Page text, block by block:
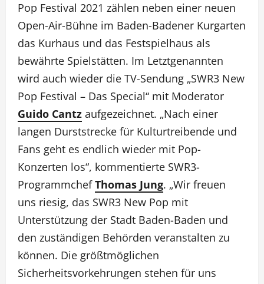
Pop Festival 2021 zählen neben einer neuen
Open-Air-Bühne im Baden-Badener Kurgarten
das Kurhaus und das Festspielhaus als
bewährte Spielstätten. Im Letztgenannten
wird auch wieder die TV-Sendung „SWR3 New
Pop Festival – Das Special“ mit Moderator
Guido Cantz aufgezeichnet. „Nach einer
langen Durststrecke für Kulturtreibende und
Fans geht es endlich wieder mit Pop-
Konzerten los“, kommentierte SWR3-
ProgrammchefThomas Jung. „Wir freuen
uns riesig, das SWR3 New Pop mit
Unterstützung der Stadt Baden-Baden und
den zuständigen Behörden veranstalten zu
können. Die größtmöglichen
Sicherheitsvorkehrungen stehen für uns